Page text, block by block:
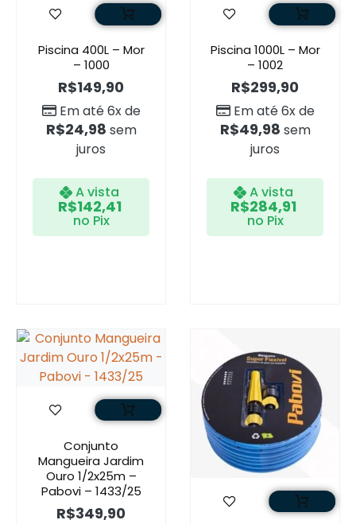
Piscina 400L – Mor
– 1000
R$149,90
Em até 6x de
R$24,98 sem
juros
A vista
R$142,41
no Pix
Piscina 1000L – Mor
– 1002
R$299,90
Em até 6x de
R$49,98 sem
juros
A vista
R$284,91
no Pix
Conjunto
Mangueira Jardim
Ouro 1/2x25m –
Pabovi – 1433/25
R$349,90